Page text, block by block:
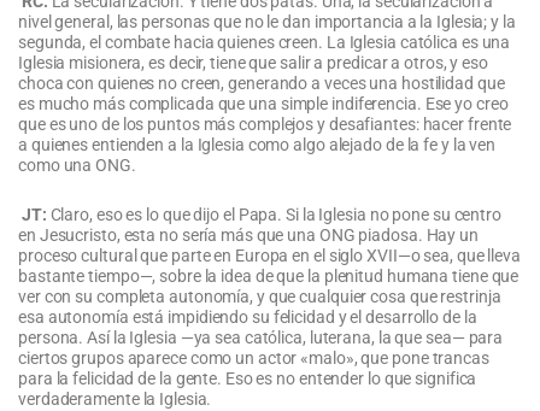
nivel general, las personas que no le dan importancia a la Iglesia; y la
segunda, el combate hacia quienes creen. La Iglesia católica es una
Iglesia misionera, es decir, tiene que salir a predicar a otros, y eso
choca con quienes no creen, generando a veces una hostilidad que
es mucho más complicada que una simple indiferencia. Ese yo creo
que es uno de los puntos más complejos y desafiantes: hacer frente
a quienes entienden a la Iglesia como algo alejado de la fe y la ven
como una ONG.
JT: Claro, eso es lo que dijo el Papa. Si la Iglesia no pone su centro
en Jesucristo, esta no sería más que una ONG piadosa. Hay un
proceso cultural que parte en Europa en el siglo XVII—o sea, que lleva
bastante tiempo—, sobre la idea de que la plenitud humana tiene que
ver con su completa autonomía, y que cualquier cosa que restrinja
esa autonomía está impidiendo su felicidad y el desarrollo de la
persona. Así la Iglesia —ya sea católica, luterana, la que sea— para
ciertos grupos aparece como un actor «malo», que pone trancas
para la felicidad de la gente. Eso es no entender lo que significa
verdaderamente la Iglesia.